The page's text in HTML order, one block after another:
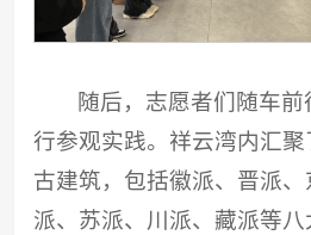
随后，志愿者们随车
行参观实践。祥云湾内汇
古建筑，包括徽派、晋派
派、苏派、川派、藏派等